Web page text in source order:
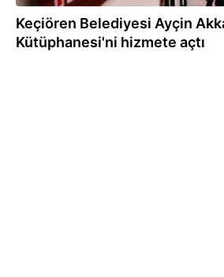
Keçiören Belediyesi Ayçin
Kütüphanesi'ni hizmete açtı